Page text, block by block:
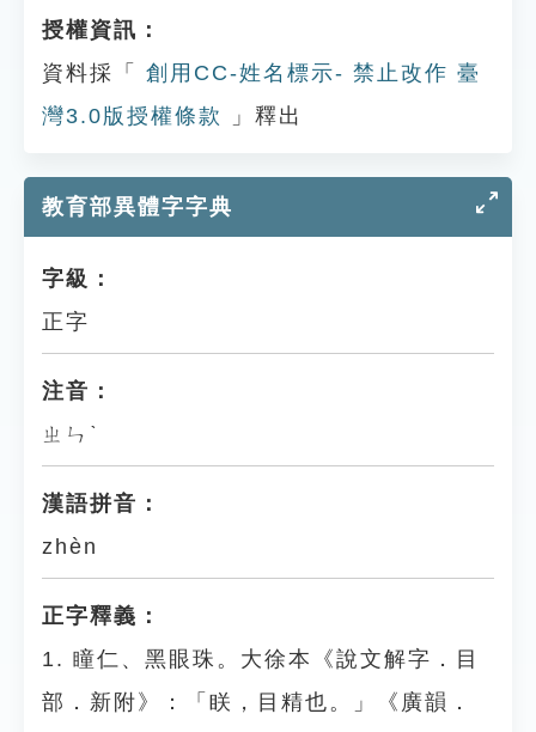
授權資訊：
資料採「
創用CC-姓名標示- 禁止改作 臺
灣3.0版授權條款
」釋出
教育部異體字字典
字級：
正字
注音：
ㄓㄣˋ
漢語拼音：
zhèn
正字釋義：
1. 瞳仁、黑眼珠。大徐本《說文解字．目
部．新附》：「眹，目精也。」《廣韻．